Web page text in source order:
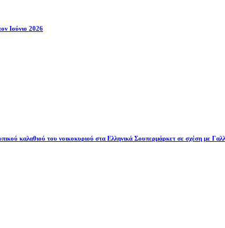
Ιούνιο 2026
καλαθιού του νοικοκυριού στα Ελληνικά Σουπερμάρκετ σε σχέση με